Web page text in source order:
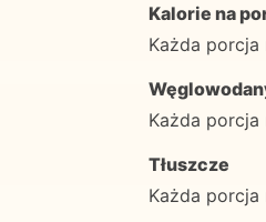
Kalorie na
Każda porcja
Każda
Tłuszcze
Każda porcja